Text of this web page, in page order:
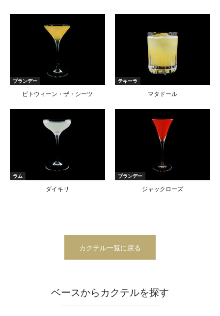
ブランデー
ビトウィーン・ザ・シーツ
テキーラ
マタドール
ラム
ダイキリ
ブランデー
ジャックローズ
カクテル一覧に戻る
ベースからカクテルを探す